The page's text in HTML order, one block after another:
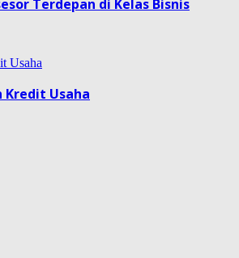
Terdepan di Kelas Bisnis
Kredit Usaha